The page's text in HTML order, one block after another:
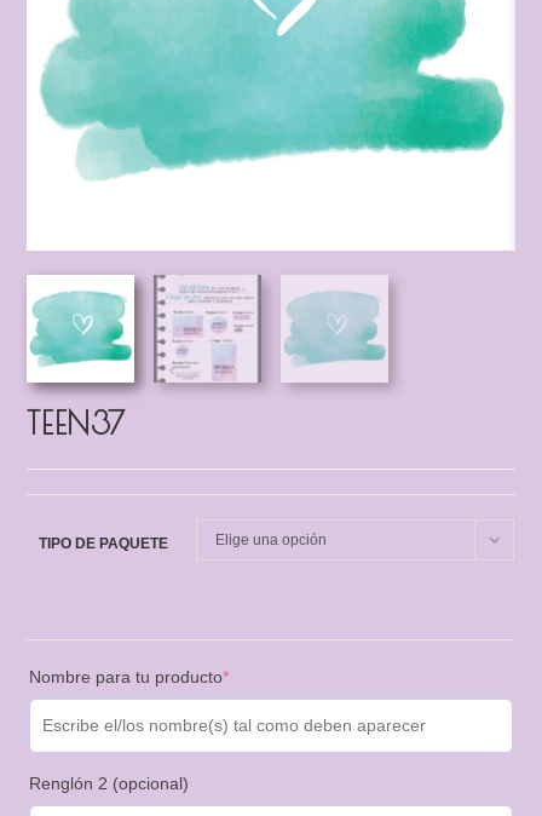
TEEN37
TIPO DE PAQUETE Elige una opción
Nombre para tu producto*
Renglón 2 (opcional)